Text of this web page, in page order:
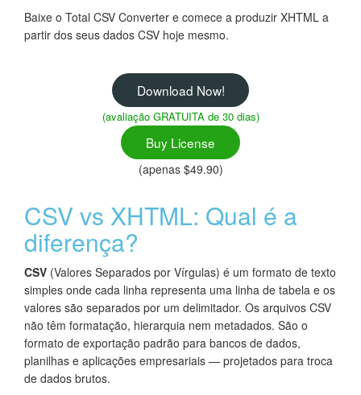
Baixe o Total CSV Converter e comece a produzir XHTML a
partir dos seus dados CSV hoje mesmo.
Download Now!
(avaliação GRATUITA de 30 dias)
Buy License
(apenas $49.90)
CSV vs XHTML: Qual é a
diferença?
CSV (Valores Separados por Vírgulas) é um formato de texto
simples onde cada linha representa uma linha de tabela e os
valores são separados por um delimitador. Os arquivos CSV
não têm formatação, hierarquia nem metadados. São o
formato de exportação padrão para bancos de dados,
planilhas e aplicações empresariais — projetados para troca
de dados brutos.